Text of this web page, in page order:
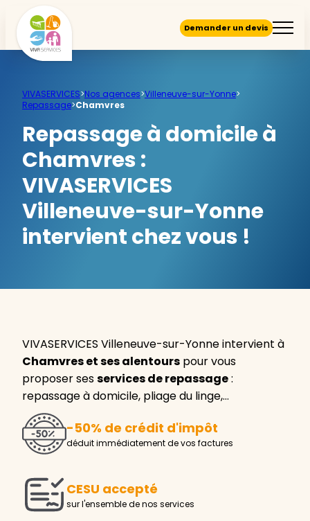
Demander un devis
VIVASERVICES>Nos agences>Villeneuve-sur-Yonne>
Repassage>Chamvres
Repassage à domicile à
Chamvres :
VIVASERVICES
Villeneuve-sur-Yonne
intervient chez vous !
VIVASERVICES Villeneuve-sur-Yonne intervient à
Chamvres et ses alentours pour vous
proposer sesservices de repassage:
repassage à domicile, pliage du linge,…
-50% de crédit d'impôt
déduit immédiatement de vos factures
CESU accepté
sur l'ensemble de nos services